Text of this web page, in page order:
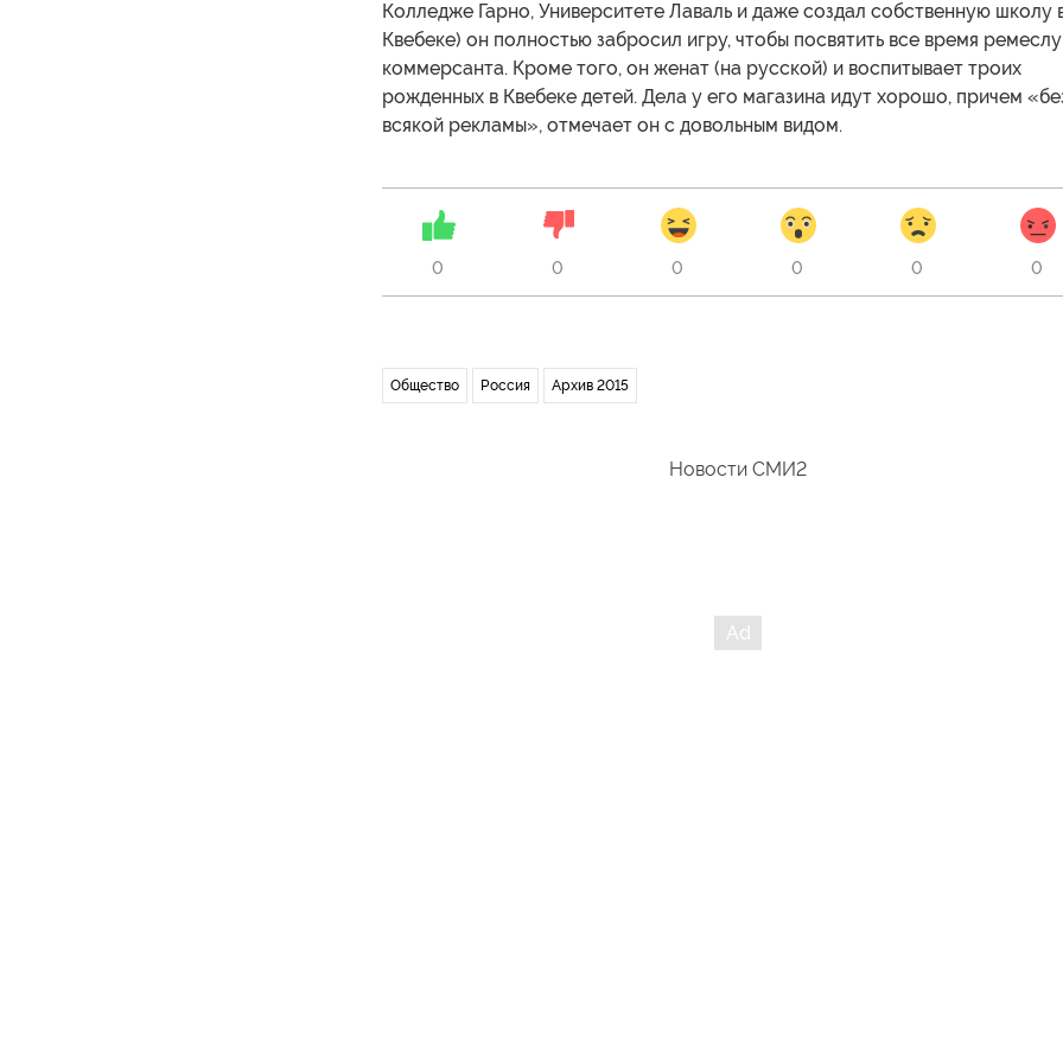
Колледже Гарно, Университете Лаваль и даже создал собственную школу
Квебеке) он полностью забросил игру, чтобы посвятить все время ремеслу
коммерсанта. Кроме того, он женат (на русской) и воспитывает троих
рожденных в Квебеке детей. Дела у его магазина идут хорошо, причем
всякой рекламы», отмечает он с довольным видом.
0 0 0 0 0 0
Общество Россия Архив 2015
Новости СМИ2